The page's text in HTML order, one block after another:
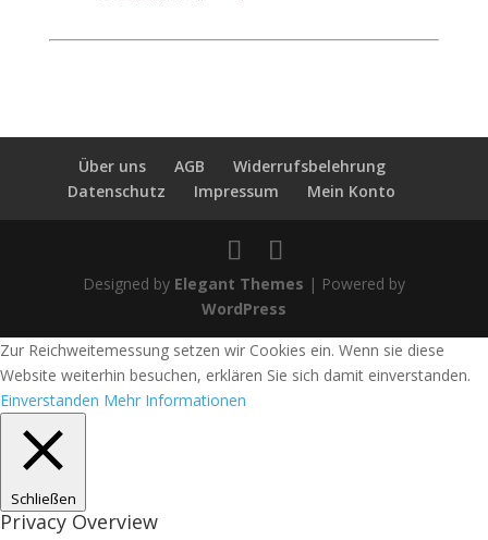
Über uns AGB
Widerrufsbelehrung
Datenschutz
Impressum Mein Konto
Designed by Elegant Themes | Powered by
WordPress
Zur Reichweitemessung setzen wir Cookies ein. Wenn sie diese
Website weiterhin besuchen, erklären Sie sich damit einverstanden.
Einverstanden Mehr Informationen
Schließen
Privacy Overview